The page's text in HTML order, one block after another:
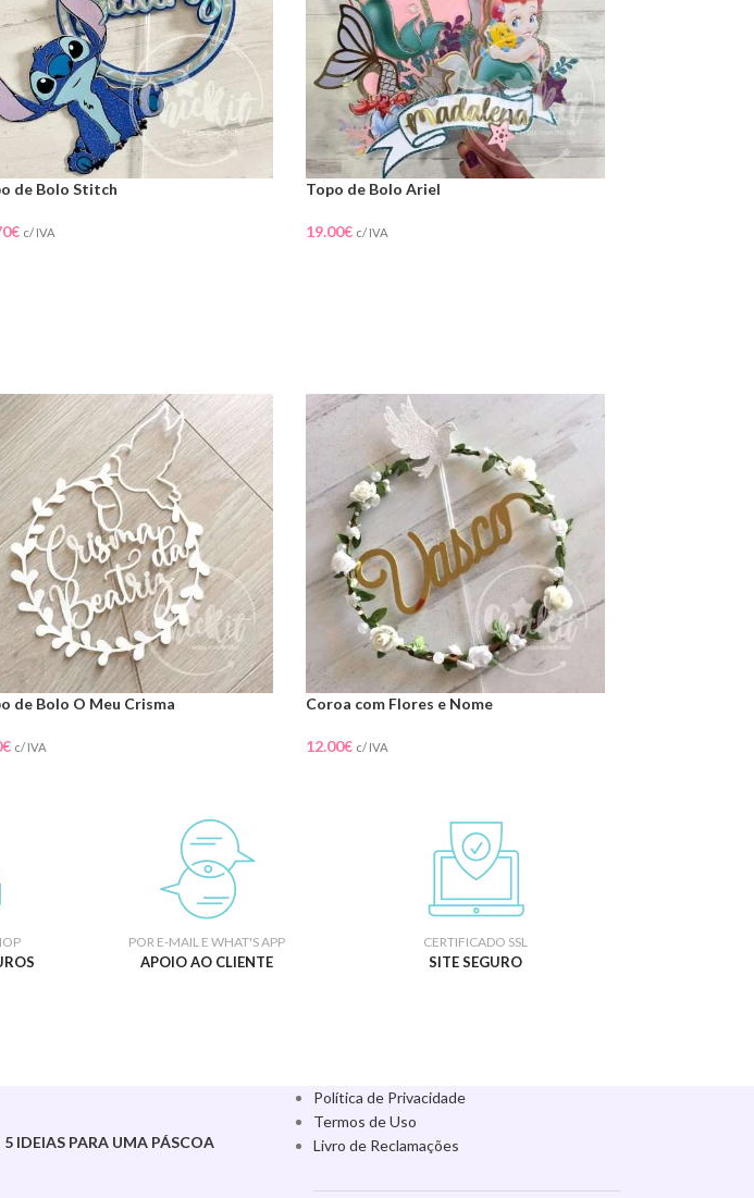
de Bolo Stitch
€ c/ IVA
Topo de Bolo Ariel
19.00€ c/ IVA
de Bolo O Meu Crisma
€ c/ IVA
Coroa com Flores e Nome
12.00€ c/ IVA
POR E-MAIL E WHAT'S APP
APOIO AO CLIENTE
CERTIFICADO SSL
SITE SEGURO
IDEIAS PARA UMA PÁSCOA
Política de Privacidade
Termos de Uso
Livro de Reclamações